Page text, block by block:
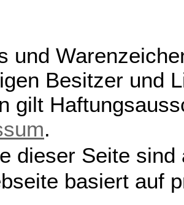
und
Besitzer und
gilt
.
dieser Seite
basiert auf